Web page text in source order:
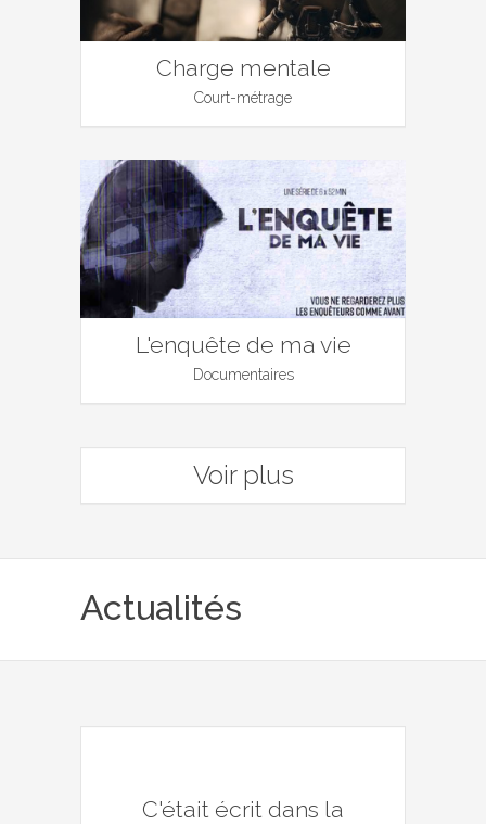
Charge mentale
Court-métrage
L'enquête de ma vie
Documentaires
Voir plus
Actualités
C'était écrit dans la